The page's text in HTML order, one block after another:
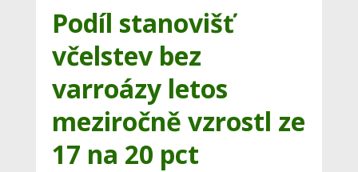
Podíl stanovišť
včelstev bez
varroázy letos
meziročně vzrostl ze
17 na 20 pct